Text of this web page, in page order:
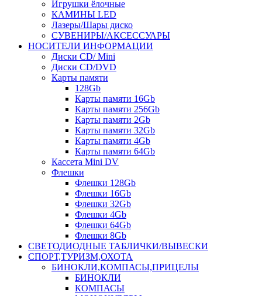
Игрушки ёлочные
КАМИНЫ LED
Лазеры/Шары диско
СУВЕНИРЫ/АКСЕССУАРЫ
НОСИТЕЛИ ИНФОРМАЦИИ
Диски CD/ Mini
Диски CD/DVD
Карты памяти
128Gb
Карты памяти 16Gb
Карты памяти 256Gb
Карты памяти 2Gb
Карты памяти 32Gb
Карты памяти 4Gb
Карты памяти 64Gb
Кассета Mini DV
Флешки
Флешки 128Gb
Флешки 16Gb
Флешки 32Gb
Флешки 4Gb
Флешки 64Gb
Флешки 8Gb
СВЕТОДИОДНЫЕ ТАБЛИЧКИ/ВЫВЕСКИ
СПОРТ,ТУРИЗМ,ОХОТА
БИНОКЛИ,КОМПАСЫ,ПРИЦЕЛЫ
БИНОКЛИ
КОМПАСЫ